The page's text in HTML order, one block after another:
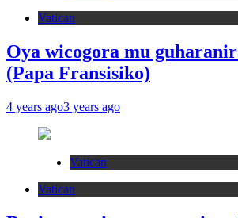
Vatican
Oya wicogora mu
(Papa Fransisiko)
4 years ago3 years ago
Vatican
Vatican